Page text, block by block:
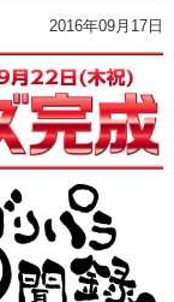
2016年09月17日